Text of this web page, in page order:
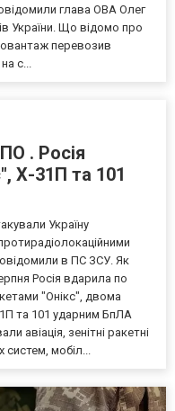
глава ОВА Олег
України. Що відомо про
перевозив
с...
. Росія
Х-31П та 101
Україну
в ПС ЗСУ. Як
Росія вдарила по
"Онікс", двома
та 101 ударним БпЛА
авіація, зенітні ракетні
систем, мобіл...